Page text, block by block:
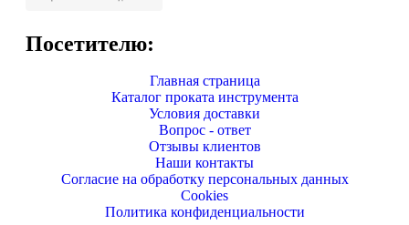
Посетителю:
Главная страница
Каталог проката инструмента
Условия доставки
Вопрос - ответ
Отзывы клиентов
Наши контакты
Согласие на обработку персональных данных
Cookies
Политика конфиденциальности